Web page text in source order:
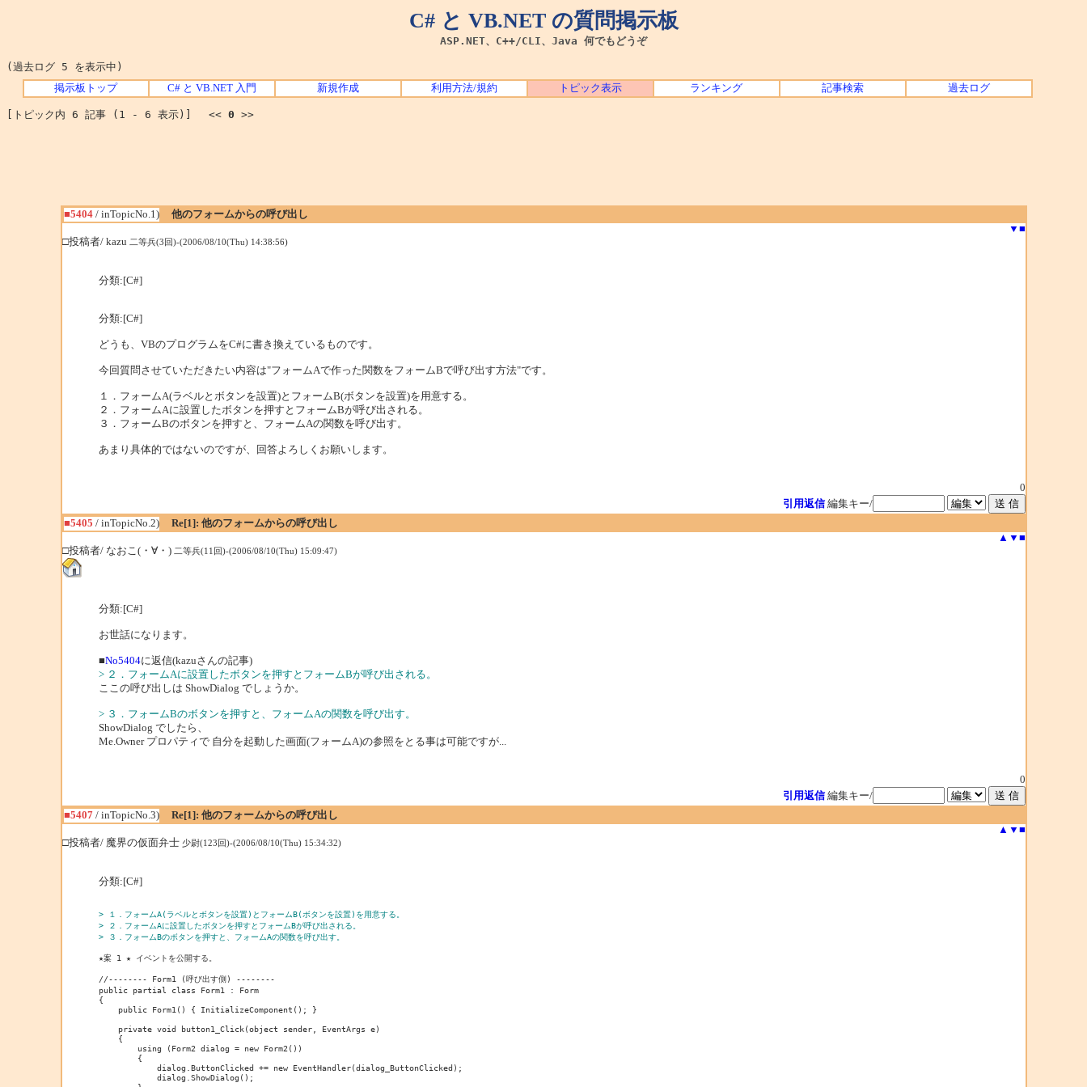
C# と VB.NET の質問掲示板
ASP.NET、C++/CLI、Java 何でもどうぞ
(過去ログ 5 を表示中)
掲示板トップ C# と VB.NET 入門 新規作成 利用方法/規約 トピック表示 ランキング 記事検索 過去ログ
[トピック内 6 記事 (1 - 6 表示)] << 0 >>
■5404/ inTopicNo.1)
他のフォームからの呼び出し
▼ ■
□投稿者/ kazu 二等兵(3回)-(2006/08/10(Thu) 14:38:56)
分類:[C#]
分類:[C#]
どうも、VBのプログラムをC#に書き換えているものです。
今回質問させていただきたい内容は"フォームAで作った関数をフォームBで呼び出す方法"です。
１．フォームA(ラベルとボタンを設置)とフォームB(ボタンを設置)を用意する。
２．フォームAに設置したボタンを押すとフォームBが呼び出される。
３．フォームBのボタンを押すと、フォームAの関数を呼び出す。
あまり具体的ではないのですが、回答よろしくお願いします。
0
引用返信 編集キー/
■5405 / inTopicNo.2)
Re[1]: 他のフォームからの呼び出し
▲ ▼ ■
□投稿者/ なおこ(・∀・) 二等兵(11回)-(2006/08/10(Thu) 15:09:47)
分類:[C#]
お世話になります。
■No5404に返信(kazuさんの記事)
> ２．フォームAに設置したボタンを押すとフォームBが呼び出される。
ここの呼び出しは ShowDialog でしょうか。
> ３．フォームBのボタンを押すと、フォームAの関数を呼び出す。
ShowDialog でしたら、
Me.Owner プロパティで 自分を起動した画面(フォームA)の参照をとる事は可能ですが...
0
引用返信 編集キー/
■5407/ inTopicNo.3)
Re[1]: 他のフォームからの呼び出し
▲ ▼ ■
□投稿者/ 魔界の仮面弁士 少尉(123回)-(2006/08/10(Thu) 15:34:32)
分類:[C#]
> １．フォームA(ラベルとボタンを設置)とフォームB(ボタンを設置)を用意する。
> ２．フォームAに設置したボタンを押すとフォームBが呼び出される。
> ３．フォームBのボタンを押すと、フォームAの関数を呼び出す。
★案 1 ★ イベントを公開する。
//-------- Form1 (呼び出す側) --------
public partial class Form1 : Form
{
    public Form1() { InitializeComponent(); }
    private void button1_Click(object sender, EventArgs e)
    {
        using (Form2 dialog = new Form2())
        {
            dialog.ButtonClicked += new EventHandler(dialog_ButtonClicked);
            dialog.ShowDialog();